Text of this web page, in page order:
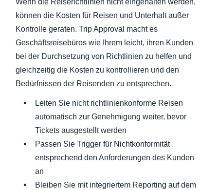
Wenn die Reiserichtlinien nicht eingehalten werden,
können die Kosten für Reisen und Unterhalt außer
Kontrolle geraten. Trip Approval macht es
Geschäftsreisebüros wie Ihrem leicht, ihren Kunden
bei der Durchsetzung von Richtlinien zu helfen und
gleichzeitig die Kosten zu kontrollieren und den
Bedürfnissen der Reisenden zu entsprechen.
Leiten Sie nicht richtlinienkonforme Reisen
automatisch zur Genehmigung weiter, bevor
Tickets ausgestellt werden
Passen Sie Trigger für Nichtkonformität
entsprechend den Anforderungen des Kunden
an
Bleiben Sie mit integriertem Reporting auf dem